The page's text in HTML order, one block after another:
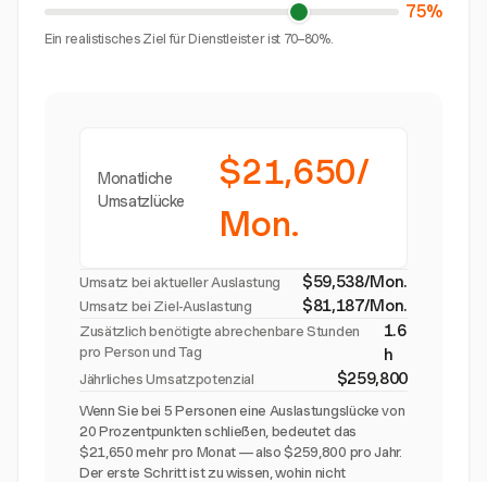
75%
Ein realistisches Ziel für Dienstleister ist 70–80%.
Monatliche
Umsatzlücke
$21,650/
Mon.
Umsatz bei aktueller Auslastung $59,538/Mon.
Umsatz bei Ziel-Auslastung $81,187/Mon.
Zusätzlich benötigte abrechenbare Stunden
pro Person und Tag
1.6
h
Jährliches Umsatzpotenzial $259,800
Wenn Sie bei 5 Personen eine Auslastungslücke von
20 Prozentpunkten schließen, bedeutet das
$21,650 mehr pro Monat — also $259,800 pro Jahr.
Der erste Schritt ist zu wissen, wohin nicht